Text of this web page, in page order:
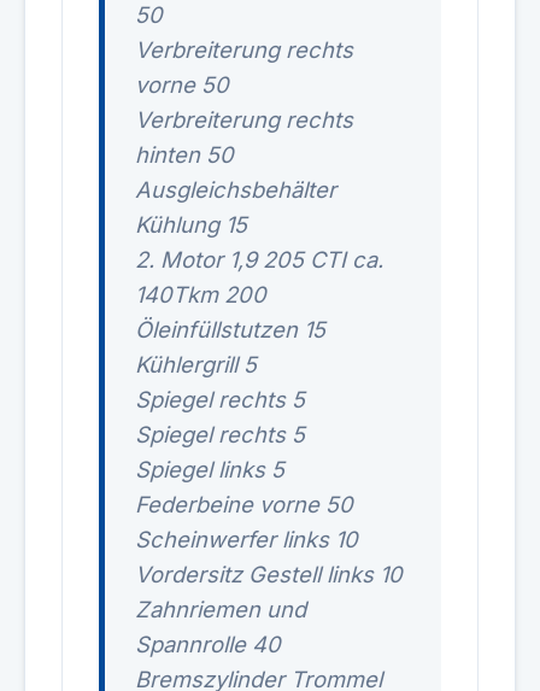
50
Verbreiterung rechts
vorne 50
Verbreiterung rechts
hinten 50
Ausgleichsbehälter
Kühlung 15
2. Motor 1,9 205 CTI ca.
140Tkm 200
Öleinfüllstutzen 15
Kühlergrill 5
Spiegel rechts 5
Spiegel rechts 5
Spiegel links 5
Federbeine vorne 50
Scheinwerfer links 10
Vordersitz Gestell links 10
Zahnriemen und
Spannrolle 40
Bremszylinder Trommel